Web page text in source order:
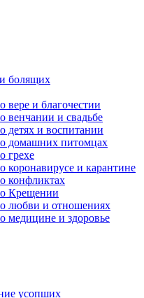
болящих
и благочестии
венчании и свадьбе
детях и воспитании
домашних питомцах
грехе
и карантине
конфликтах
Крещении
любви и отношениях
медицине и здоровье
усопших